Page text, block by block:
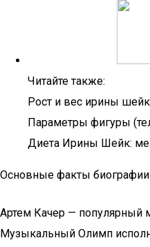
Читайте также:
Рост и вес ирины
Параметры фигуры
Диета Ирины Шейк:
Основные факты биографии
Артем Качер — популярный
Музыкальный Олимп